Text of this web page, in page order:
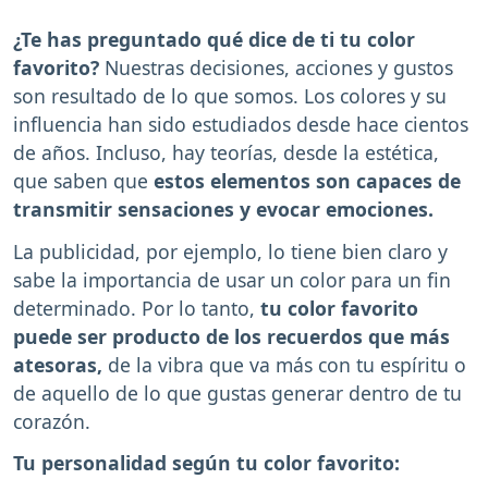
¿Te has preguntado qué dice de ti tu color
favorito? Nuestras decisiones, acciones y gustos
son resultado de lo que somos. Los colores y su
influencia han sido estudiados desde hace cientos
de años. Incluso, hay teorías, desde la estética,
que saben que estos elementos son capaces de
transmitir sensaciones y evocar emociones.
La publicidad, por ejemplo, lo tiene bien claro y
sabe la importancia de usar un color para un fin
determinado. Por lo tanto, tu color favorito
puede ser producto de los recuerdos que más
atesoras, de la vibra que va más con tu espíritu o
de aquello de lo que gustas generar dentro de tu
corazón.
Tu personalidad según tu color favorito: